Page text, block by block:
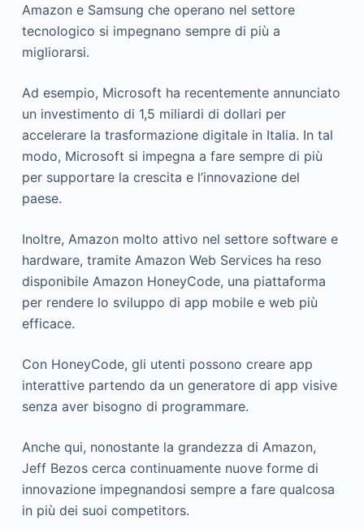
Amazon e Samsung che operano nel settore
tecnologico si impegnano sempre di più a
migliorarsi.
Ad esempio, Microsoft ha recentemente annunciato
un investimento di 1,5 miliardi di dollari per
accelerare la trasformazione digitale in Italia. In tal
modo, Microsoft si impegna a fare sempre di più
per supportare la crescita e l’innovazione del
paese.
Inoltre, Amazon molto attivo nel settore software e
hardware, tramite Amazon Web Services ha reso
disponibile Amazon HoneyCode, una piattaforma
per rendere lo sviluppo di app mobile e web più
efficace.
Con HoneyCode, gli utenti possono creare app
interattive partendo da un generatore di app visive
senza aver bisogno di programmare.
Anche qui, nonostante la grandezza di Amazon,
Jeff Bezos cerca continuamente nuove forme di
innovazione impegnandosi sempre a fare qualcosa
in più dei suoi competitors.